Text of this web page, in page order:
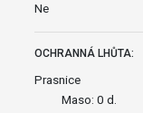
Ne
OCHRANNÁ LHŮTA:
Prasnice
Maso: 0 d.